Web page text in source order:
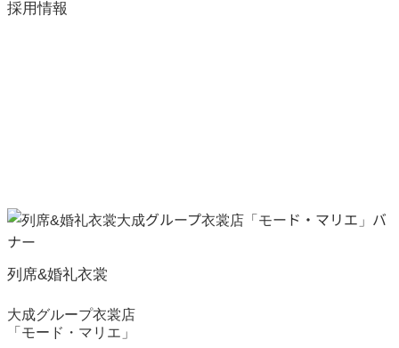
採用情報
列席&婚礼衣裳
大成グループ衣裳店
「モード・マリエ」